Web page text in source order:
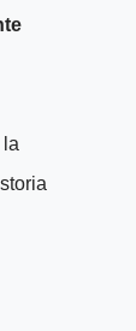
la